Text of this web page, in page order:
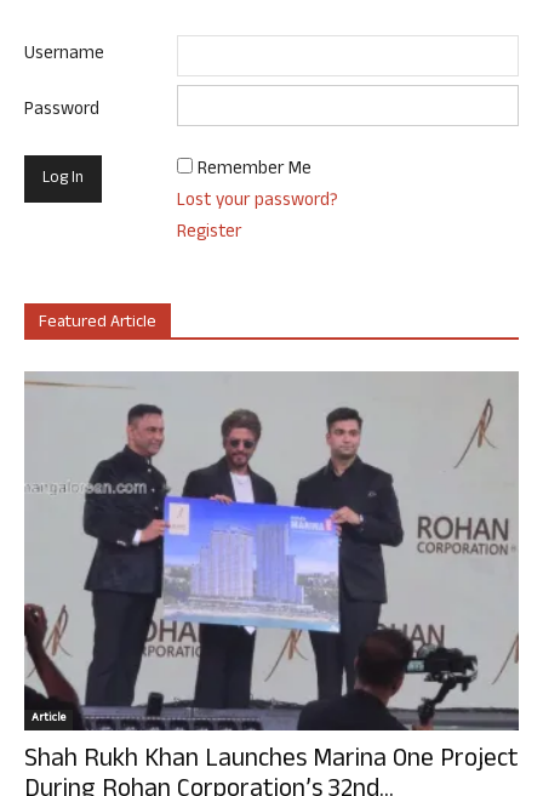
Username
Password
Remember Me
Lost your password?
Register
Featured Article
Article
Shah Rukh Khan Launches Marina One Project